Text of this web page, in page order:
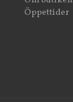
Öppettider